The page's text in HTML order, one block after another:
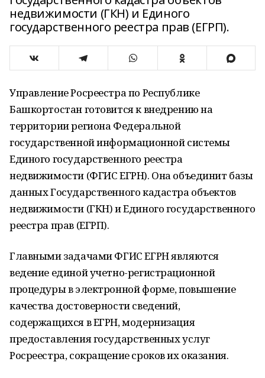
недвижимости (ГКН) и Единого
государственного реестра прав (ЕГРП).
Управление Росреестра по Республике
Башкортостан готовится к внедрению на
территории региона Федеральной
государственной информационной системы
Единого государственного реестра
недвижимости (ФГИС ЕГРН). Она объединит базы
данных Государственного кадастра объектов
недвижимости (ГКН) и Единого государственного
реестра прав (ЕГРП).
Главными задачами ФГИС ЕГРН являются
ведение единой учетно-регистрационной
процедуры в электронной форме, повышение
качества достоверности сведений,
содержащихся в ЕГРН, модернизация
предоставления государственных услуг
Росреестра, сокращение сроков их оказания.